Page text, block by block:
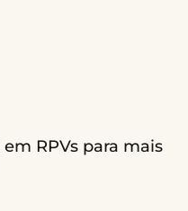
RPVs para mais